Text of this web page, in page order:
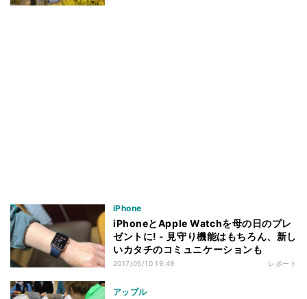
iPhone
iPhoneとApple Watchを母の日のプレ
ゼントに! - 見守り機能はもちろん、新し
いカタチのコミュニケーションも
2017/05/10 19:49 レポート
アップル